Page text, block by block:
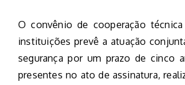
O convênio de cooperação
instituições prevê a atuação
segurança por um prazo de cinco
presentes no ato de assinatura,